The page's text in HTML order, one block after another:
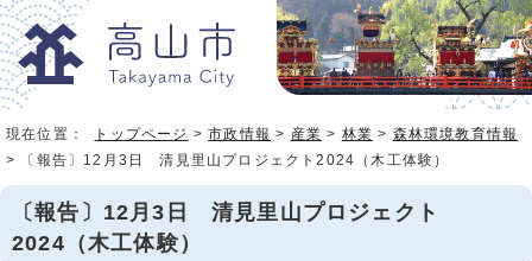
現在位置： トップページ >市政情報 > 産業 > 林業 > 森林環境教育情報
> 〔報告〕12月3日 清見里山プロジェクト2024（木工体験）
〔報告〕12月3日 清見里山プロジェクト
2024（木工体験）